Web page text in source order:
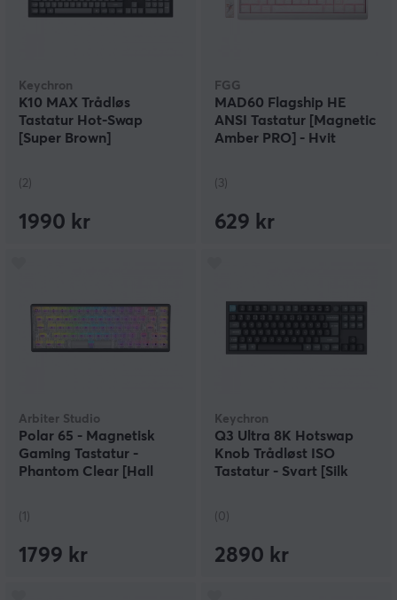
Keychron
K10 MAX Trådløs
Tastatur Hot-Swap
[Super Brown]
(2)
1990 kr
FGG
MAD60 Flagship HE
ANSI Tastatur [Magnetic
Amber PRO] - Hvit
(3)
629 kr
Arbiter Studio
Polar 65 - Magnetisk
Gaming Tastatur -
Phantom Clear [Hall
(1)
1799 kr
Keychron
Q3 Ultra 8K Hotswap
Knob Trådløst ISO
Tastatur - Svart [Silk
(0)
2890 kr